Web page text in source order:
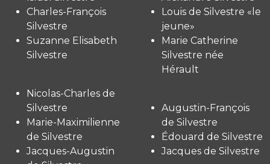
Charles-François
Silvestre
Suzanne Elisabeth
Silvestre
Louis de Silvestre «le
jeune»
Marie Catherine
Silvestre née
Hérault
Nicolas-Charles de
Silvestre
Marie-Maximilienne
de Silvestre
Jacques-Augustin
Augustin-François
de Silvestre
Édouard de Silvestre
Jacques de Silvestre